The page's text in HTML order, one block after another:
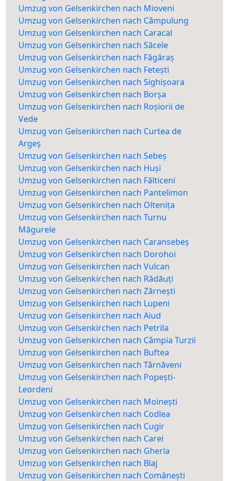
Umzug von Gelsenkirchen nach Mioveni
Umzug von Gelsenkirchen nach Câmpulung
Umzug von Gelsenkirchen nach Caracal
Umzug von Gelsenkirchen nach Săcele
Umzug von Gelsenkirchen nach Făgăraș
Umzug von Gelsenkirchen nach Fetești
Umzug von Gelsenkirchen nach Sighișoara
Umzug von Gelsenkirchen nach Borșa
Umzug von Gelsenkirchen nach Roșiorii de
Vede
Umzug von Gelsenkirchen nach Curtea de
Argeș
Umzug von Gelsenkirchen nach Sebeș
Umzug von Gelsenkirchen nach Huși
Umzug von Gelsenkirchen nach Fălticeni
Umzug von Gelsenkirchen nach Pantelimon
Umzug von Gelsenkirchen nach Oltenița
Umzug von Gelsenkirchen nach Turnu
Măgurele
Umzug von Gelsenkirchen nach Caransebeș
Umzug von Gelsenkirchen nach Dorohoi
Umzug von Gelsenkirchen nach Vulcan
Umzug von Gelsenkirchen nach Rădăuți
Umzug von Gelsenkirchen nach Zărnești
Umzug von Gelsenkirchen nach Lupeni
Umzug von Gelsenkirchen nach Aiud
Umzug von Gelsenkirchen nach Petrila
Umzug von Gelsenkirchen nach Câmpia Turzii
Umzug von Gelsenkirchen nach Buftea
Umzug von Gelsenkirchen nach Târnăveni
Umzug von Gelsenkirchen nach Popești-
Leordeni
Umzug von Gelsenkirchen nach Moinești
Umzug von Gelsenkirchen nach Codlea
Umzug von Gelsenkirchen nach Cugir
Umzug von Gelsenkirchen nach Carei
Umzug von Gelsenkirchen nach Gherla
Umzug von Gelsenkirchen nach Blaj
Umzug von Gelsenkirchen nach Comănești